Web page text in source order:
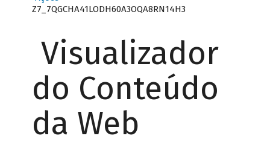
Z7_7QGCHA41LODH60A3OQA8RN14H3
Visualizador
do Conteúdo
da Web